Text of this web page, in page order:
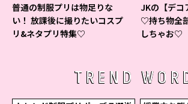
普通の制服プリは物足りな
い！ 放課後に撮りたいコスプ
リ&ネタプリ特集♡
JKの【デコ
♡持ち物全
しちゃお♡
TREND